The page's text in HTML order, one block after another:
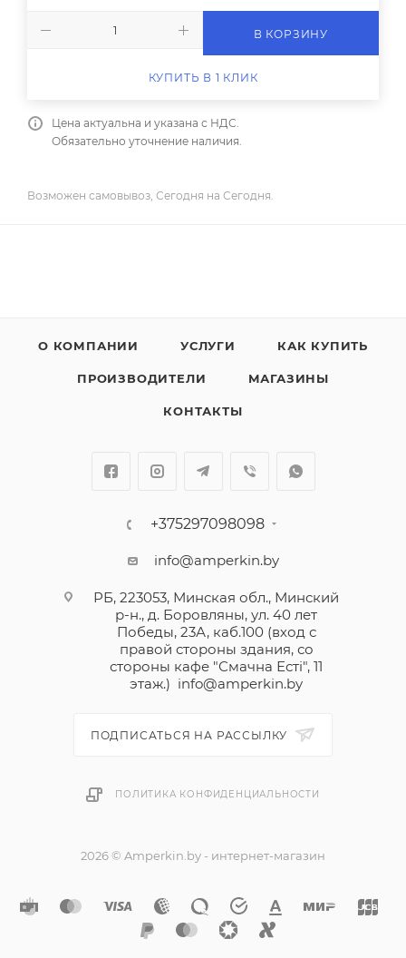
В КОРЗИНУ
КУПИТЬ В 1 КЛИК
Цена актуальна и указана с НДС.
Обязательно уточнение наличия.
Возможен самовывоз, Сегодня на Сегодня.
О КОМПАНИИ УСЛУГИ КАК КУПИТЬ
ПРОИЗВОДИТЕЛИ МАГАЗИНЫ
КОНТАКТЫ
+375297098098
info@amperkin.by
РБ, 223053, Минская обл., Минский
р-н., д. Боровляны, ул. 40 лет
Победы, 23А, каб.100 (вход с
правой стороны здания, со
стороны кафе "Смачна Естi", 11
этаж.) info@amperkin.by
ПОДПИСАТЬСЯ НА РАССЫЛКУ
ПОЛИТИКА КОНФИДЕНЦИАЛЬНОСТИ
2026 © Amperkin.by - интернет-магазин